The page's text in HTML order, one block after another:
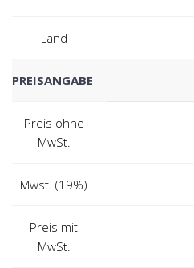
Land
PREISANGABE
Preis ohne
MwSt.
Mwst. (19%)
Preis mit
MwSt.